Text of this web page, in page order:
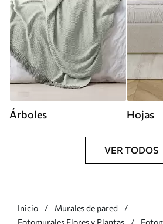
Árboles Hojas
VER TODOS
Inicio
Murales de pared
Fotomurales Flores y Plantas